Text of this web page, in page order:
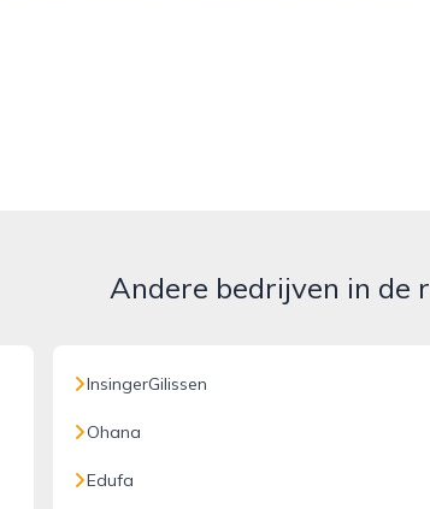
Andere bedrijven in de
InsingerGilissen
Ohana
Edufa